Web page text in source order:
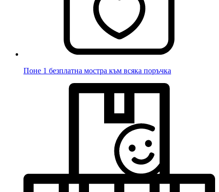
Поне 1 безплатна мостра към всяка поръчка